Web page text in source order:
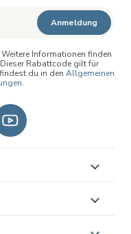
Anmeldung
Informationen finden
Rabattcode gilt für
du in den Allgemeinen
.